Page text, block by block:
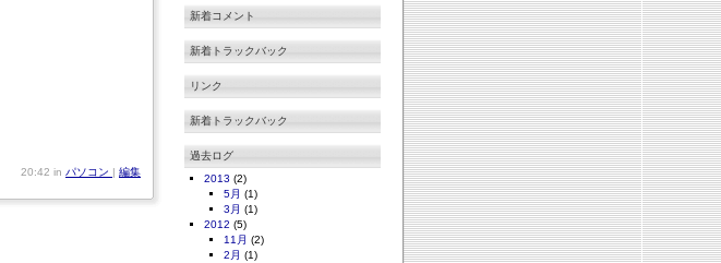
20:42 in パソコン | 編集
新着コメント
新着トラックバック
リンク
新着トラックバック
過去ログ
2013 (2)
5月 (1)
3月 (1)
2012 (5)
11月 (2)
2月 (1)